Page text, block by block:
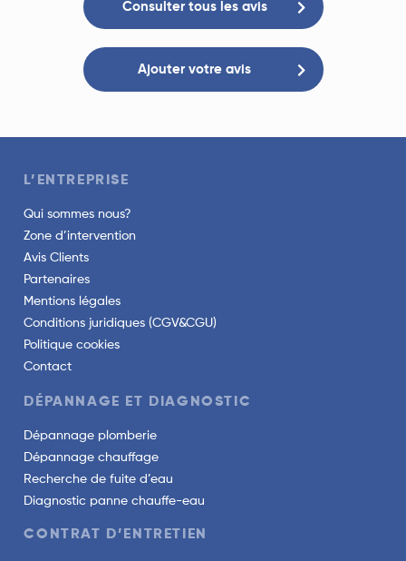
Consulter tous les avis
Ajouter votre avis
L’ENTREPRISE
Qui sommes nous?
Zone d’intervention
Avis Clients
Partenaires
Mentions légales
Conditions juridiques (CGV&CGU)
Politique cookies
Contact
DÉPANNAGE ET DIAGNOSTIC
Dépannage plomberie
Dépannage chauffage
Recherche de fuite d’eau
Diagnostic panne chauffe-eau
CONTRAT D’ENTRETIEN